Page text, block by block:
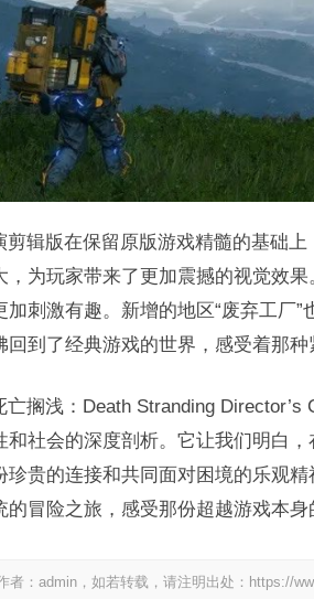
剪辑版在保留原版游戏精髓的基础
，为玩家带来了更加震撼的视觉效
加刺激有趣。新增的地区“废弃工厂
到了经典游戏的世界，感受着那种
亡搁浅：Death Stranding
和社会的深度剖析。它让我们明白
珍贵的连接和共同面对困境的乐观
的冒险之旅，感受那份超越游戏本身
者：admin，如若转载，请注明出处： https://